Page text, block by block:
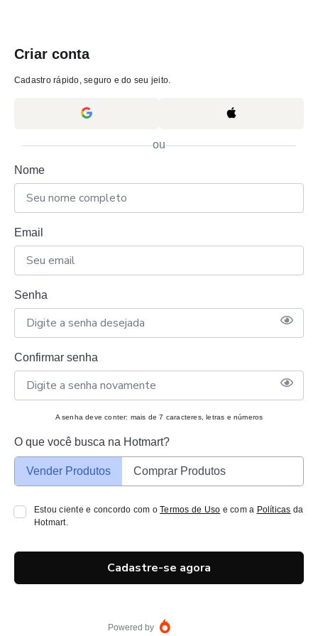
Criar conta
Cadastro rápido, seguro e do seu jeito.
ou
Nome
Email
Senha
Confirmar senha
A senha deve conter: mais de 7 caracteres, letras e números
O que você busca na Hotmart?
Vender Produtos Comprar Produtos
Estou ciente e concordo com oTermos de Uso e com a Políticas da
Hotmart.
Cadastre-se agora
Powered by